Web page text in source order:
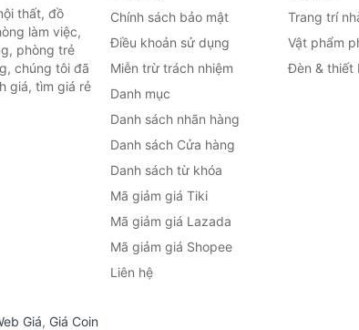
thất, đồ
làm việc,
phòng trẻ
chúng tôi đã
giá, tìm giá rẻ
Chính sách bảo mật
Điều khoản sử dụng
Miễn trừ trách nhiệm
Danh mục
Danh sách nhãn hàng
Danh sách Cửa hàng
Danh sách từ khóa
Mã giảm giá Tiki
Mã giảm giá Lazada
Mã giảm giá Shopee
Liên hệ
Trang trí
Vật phẩm
Đèn & thiết
Giá, Giá Coin